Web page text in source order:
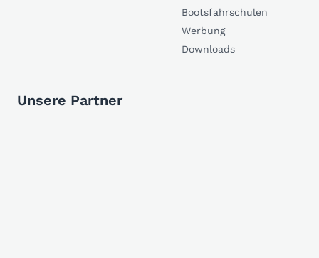
Bootsfahrschulen
Werbung
Downloads
Unsere Partner